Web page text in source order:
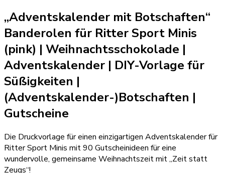
(Gutschein-
Adventskalender)
„Adventskalender mit Botschaften“
Banderolen für Ritter Sport Minis
(pink) | Weihnachtsschokolade |
Adventskalender | DIY-Vorlage für
Süßigkeiten |
(Adventskalender-)Botschaften |
Gutscheine
Die Druckvorlage für einen einzigartigen Adventskalender für
Ritter Sport Minis mit 90 Gutscheinideen für eine
wundervolle, gemeinsame Weihnachtszeit mit „Zeit statt
Zeugs“!